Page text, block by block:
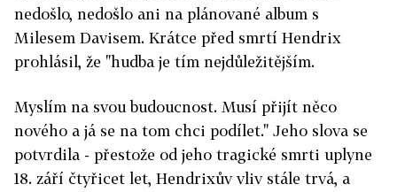
nedošlo, nedošlo ani na plánované album s
Milesem Davisem. Krátce před smrtí Hendrix
prohlásil, že "hudba je tím nejdůležitějším.
Myslím na svou budoucnost. Musí přijít něco
nového a já se na tom chci podílet." Jeho slova se
potvrdila - přestože od jeho tragické smrti uplyne
18. září čtyřicet let, Hendrixův vliv stále trvá, a